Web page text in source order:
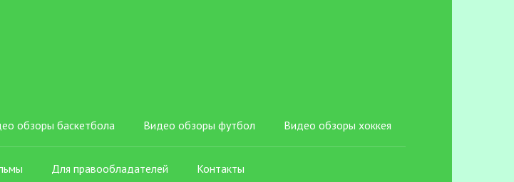
обзоры баскетбола Видео обзоры футбол Видео обзоры хоккея
Для правообладателей Контакты